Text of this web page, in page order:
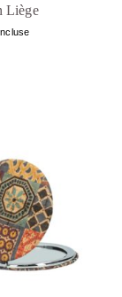
Liège